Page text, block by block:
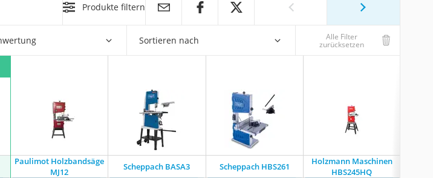
Produkte filtern
Sortieren nach Alle Filter
zurücksetzen
Paulimot Holzbandsäge
MJ12
Scheppach BASA3 Scheppach HBS261
Holzmann Maschinen
HBS245HQ